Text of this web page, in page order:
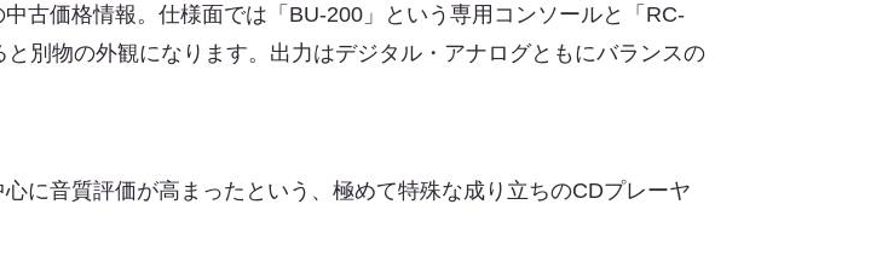
古価格情報。仕様面では「BU-200」という専用コンソールと「RC-
別物の外観になります。出力はデジタル・アナログともにバランスの
に音質評価が高まったという、極めて特殊な成り立ちのCDプレーヤ